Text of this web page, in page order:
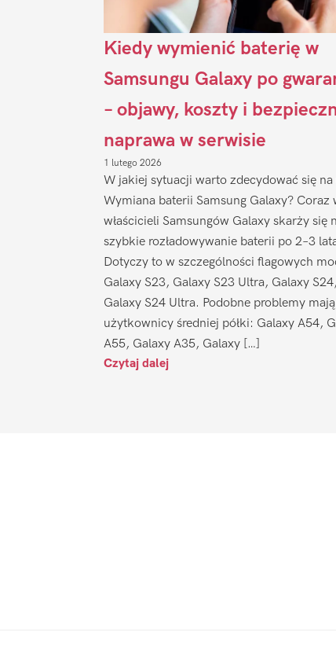
Kiedy wymienić baterię w
Samsungu Galaxy po
– objawy, koszty i
naprawa w serwisie
1 lutego 2026
W jakiej sytuacji warto zdecydować się na
Wymiana baterii Samsung Galaxy? Coraz
właścicieli Samsungów Galaxy skarży się
szybkie rozładowywanie baterii po 2–3
Dotyczy to w szczególności flagowych
Galaxy S23, Galaxy S23 Ultra, Galaxy S24,
Galaxy S24 Ultra. Podobne problemy mają
użytkownicy średniej półki: Galaxy A54,
A55, Galaxy A35, Galaxy […]
Czytaj dalej